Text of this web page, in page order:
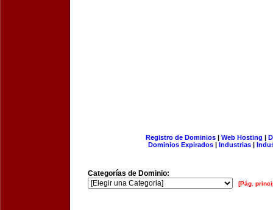
Registro de Dominios| Web Hosting |
Dominios Expirados | Industrias |
Categorías de Dominio:
[Pág.